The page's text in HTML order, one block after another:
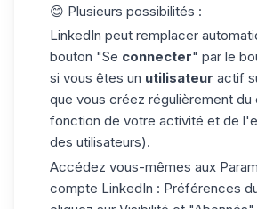
😊 Plusieurs possibilités :
LinkedIn peut remplacer
bouton "Se connecter" par le
si vous êtes un utilisateur actif
que vous créez régulièrement du
fonction de votre activité et de
des utilisateurs).
Accédez vous-mêmes aux
compte LinkedIn : Préférences